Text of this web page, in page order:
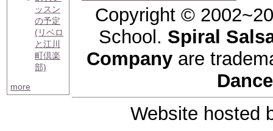
ッスン
の予定
(リベロ
と江川
町倶楽
部)
more
Copyright ©
School. Spiral
Companyare
Website hosted